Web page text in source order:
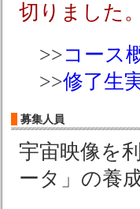
切りました
>>コース
>>修了生
募集人員
宇宙映像を
ータ」の養